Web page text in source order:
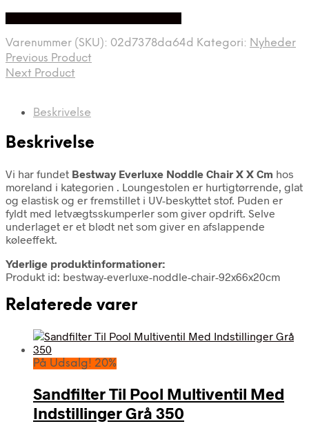
Varenummer (SKU): 02d7378da64d Kategori: Nyheder
Previous Product
Next Product
Beskrivelse
Beskrivelse
Vi har fundet Bestway Everluxe Noddle Chair X X Cm hos
moreland i kategorien . Loungestolen er hurtigtørrende, glat
og elastisk og er fremstillet i UV-beskyttet stof. Puden er
fyldt med letvægtsskumperler som giver opdrift. Selve
underlaget er et blødt net som giver en afslappende
køleeffekt.
Yderlige produktinformationer:
Produkt id: bestway-everluxe-noddle-chair-92x66x20cm
Relaterede varer
På Udsalg! 20%
Sandfilter Til Pool Multiventil Med
Indstillinger Grå 350